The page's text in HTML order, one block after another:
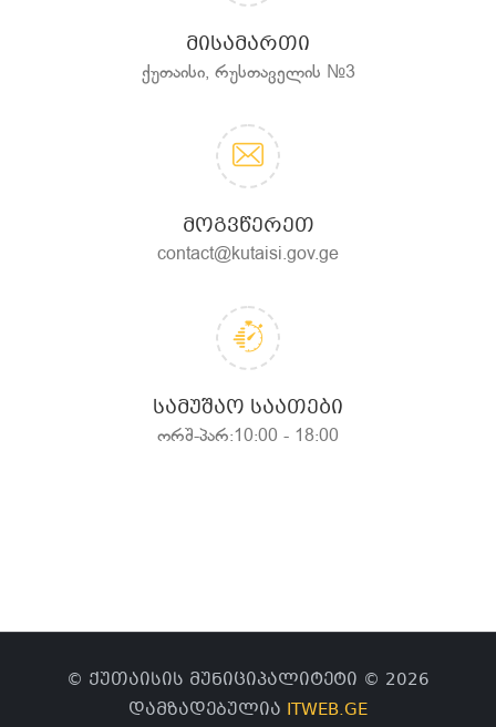
ᲛᲘᲡᲐᲛᲐᲠᲗᲘ
ქუთაისი, რუსთაველის №3
ᲛᲝᲒᲕᲬᲔᲠᲔᲗ
contact@kutaisi.gov.ge
ᲡᲐᲛᲣᲨᲐᲝ ᲡᲐᲐᲗᲔᲑᲘ
ორშ-პარ:10:00 - 18:00
© ქუთაისის მუნიციპალიტეტი © 2026
დამზადებულია ITWEB.GE